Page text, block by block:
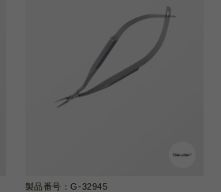
製品番号：G-32945